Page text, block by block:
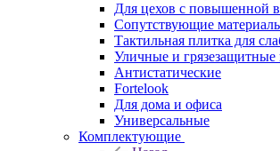
Для цехов с повышенной
Сопутствующие
Тактильная плитка для
Уличные и грязезащитные
Антистатические
Fortelook
Для дома и офиса
Универсальные
Комплектующие